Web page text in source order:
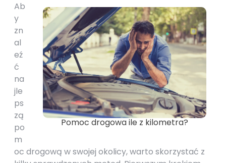
Pomoc drogowa ile z kilometra?
Ab
y
zn
al
eź
ć
na
jle
ps
zą
po
m
oc drogową w swojej okolicy, warto skorzystać z